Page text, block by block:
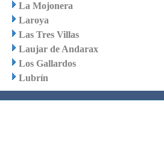
La Mojonera
Laroya
Las Tres Villas
Laujar de Andarax
Los Gallardos
Lubrín